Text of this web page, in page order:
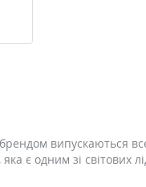
випускаються
є одним зі світових